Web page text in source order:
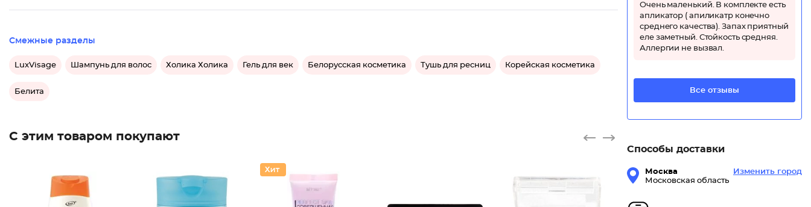
Смежные разделы
LuxVisage Шампунь для волос Холика Холика Гель для век Белорусская косметика Тушь для ресниц Корейская косметика
Белита
С этим товаром покупают
Очень маленький. В комплекте есть
апликатор ( апиликатр конечно
среднего качества). Запах приятный
еле заметный. Стойкость средняя.
Аллергии не вызвал.
Все отзывы
Способы доставки
Москва
Московская область
Изменить город